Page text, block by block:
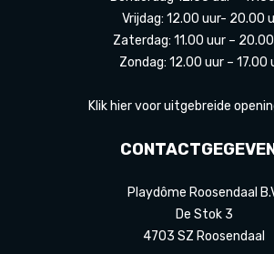
Vrijdag: 12.00 uur- 20.00
Zaterdag: 11.00 uur –
Zondag: 12.00 uur – 17.00
Klik hier voor uitgebreide
Playdôme Roosendaal
De Stok 3
4703 SZ Roosendaal